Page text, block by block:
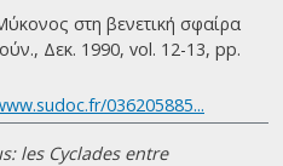
στη βενετική σφαίρα
Δεκ. 1990, vol. 12-13, pp.
036205885...
les Cyclades entre